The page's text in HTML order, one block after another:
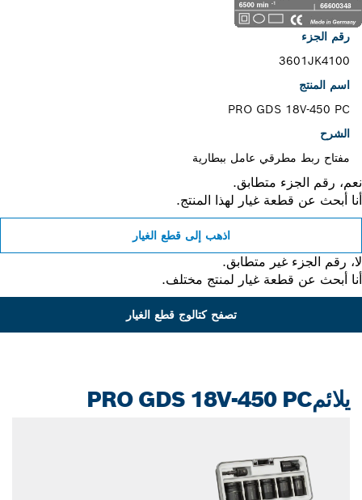
رقم الجزء
3601JK4100
اسم المنتج
PRO GDS 18V-450 PC
الشرح
مفتاح ربط مطرقي عامل ببطارية
رقم الجزء متطابق.
أبحث عن قطعة غيار لهذا المنتج.
اذهب إلى قطع الغيار
رقم الجزء غير متطابق.
أبحث عن قطعة غيار لمنتج مختلف.
تصفح كتالوج قطع الغيار
يلائمPRO GDS 18V-450 PC